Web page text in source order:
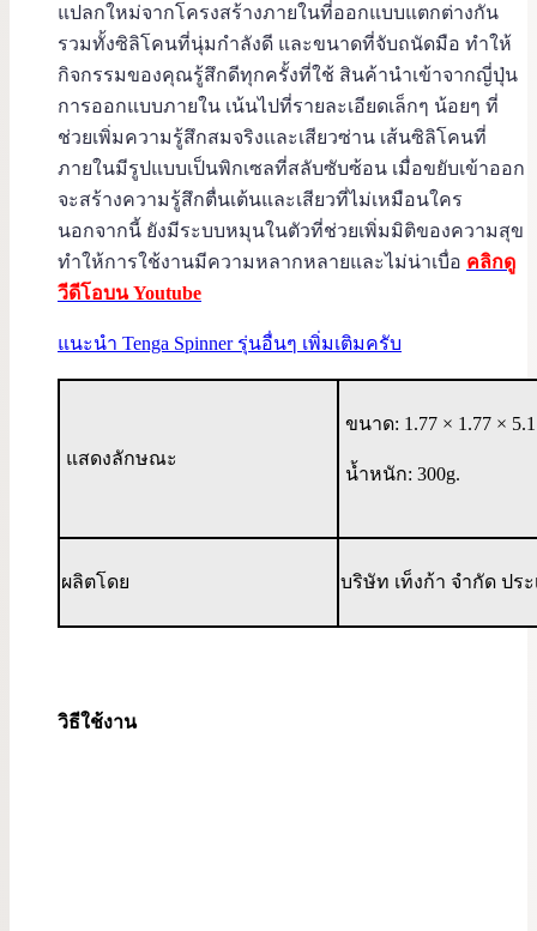
แปลกใหม่จากโครงสร้างภายในที่ออกแบบแตกต่างกัน
รวมทั้งซิลิโคนที่นุ่มกำลังดี และขนาดที่จับถนัดมือ ทำให้
กิจกรรมของคุณรู้สึกดีทุกครั้งที่ใช้ สินค้านำเข้าจากญี่ปุ่น
การออกแบบภายใน เน้นไปที่รายละเอียดเล็กๆ น้อยๆ ที่
ช่วยเพิ่มความรู้สึกสมจริงและเสียวซ่าน เส้นซิลิโคนที่
ภายในมีรูปแบบเป็นพิกเซลที่สลับซับซ้อน เมื่อขยับเข้าออก
จะสร้างความรู้สึกตื่นเต้นและเสียวที่ไม่เหมือนใคร
นอกจากนี้ ยังมีระบบหมุนในตัวที่ช่วยเพิ่มมิติของความสุข
ทำให้การใช้งานมีความหลากหลายและไม่น่าเบื่อ คลิกดู
วีดีโอบน Youtube
แนะนำ Tenga Spinner รุ่นอื่นๆ เพิ่มเติมครับ
แสดงลักษณะ
ขนาด: 1.77 × 1.77 ×
น้ำหนัก: 300g.
ผลิตโดย บริษัท เท็งก้า จำกัด ปร
วิธีใช้งาน